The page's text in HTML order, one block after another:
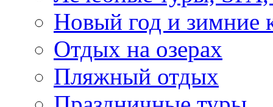
Новый год и зимние
Отдых на озерах
Пляжный отдых